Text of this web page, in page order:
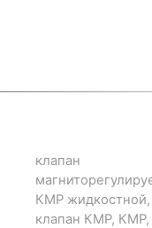
клапан
КМР
клапан КМР, КМР,